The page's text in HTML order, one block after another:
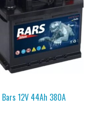
Bars 12V 44Ah 380A